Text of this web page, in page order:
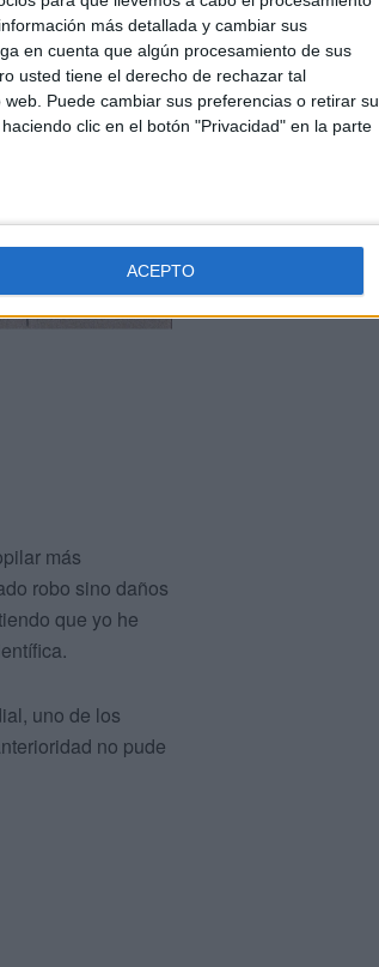
más detallada y cambiar sus
en cuenta que algún procesamiento de sus
usted tiene el derecho de rechazar tal
Puede cambiar sus preferencias o retirar su
clic en el botón "Privacidad" en la parte
ACEPTO
más
robo sino daños
que yo he
uno de los
no pude